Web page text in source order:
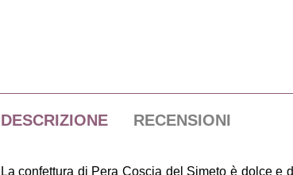
DESCRIZIONE RECENSIONI
La confettura di Pera Coscia del Simeto è dolce e